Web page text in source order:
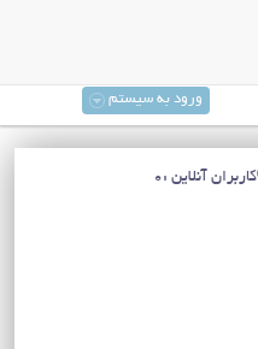
ورود به سیستم
کاربران آنلاین :0